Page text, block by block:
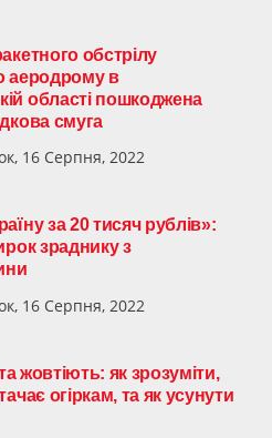
обстрілу
аеродрому в
області пошкоджена
смуга
16 Серпня, 2022
за 20 тисяч рублів»:
зраднику з
16 Серпня, 2022
та жовтіють: як зрозуміти,
огіркам, та як усунути